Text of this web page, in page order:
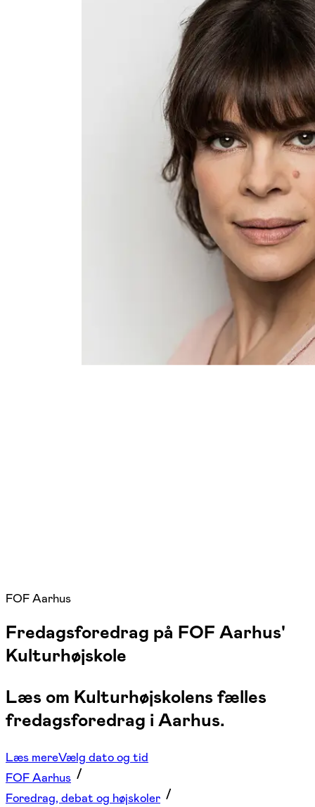
FOF Aarhus
Fredagsforedrag på FOF Aarhus'
Kulturhøjskole
Læs om Kulturhøjskolens fælles
fredagsforedrag i Aarhus.
Læs mereVælg dato og tid
FOF Aarhus
Foredrag, debat og højskoler